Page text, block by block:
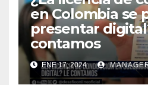
en Colombia se
presentar
contamos
ENE 17, 2024